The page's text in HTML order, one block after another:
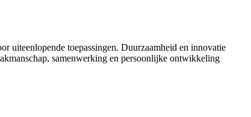
uiteenlopende toepassingen. Duurzaamheid en innovatie
samenwerking en persoonlijke ontwikkeling